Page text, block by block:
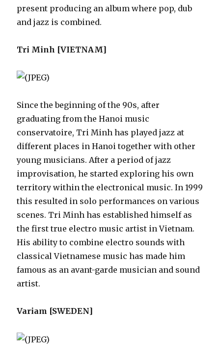
present producing an album where pop, dub
and jazz is combined.
Tri Minh [VIETNAM]
Since the beginning of the 90s, after
graduating from the Hanoi music
conservatoire, Tri Minh has played jazz at
different places in Hanoi together with other
young musicians. After a period of jazz
improvisation, he started exploring his own
territory within the electronical music. In 1999
this resulted in solo performances on various
scenes. Tri Minh has established himself as
the first true electro music artist in Vietnam.
His ability to combine electro sounds with
classical Vietnamese music has made him
famous as an avant-garde musician and sound
artist.
Variam [SWEDEN]